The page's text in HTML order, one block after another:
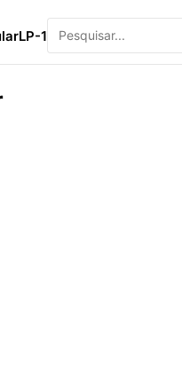
LP-1